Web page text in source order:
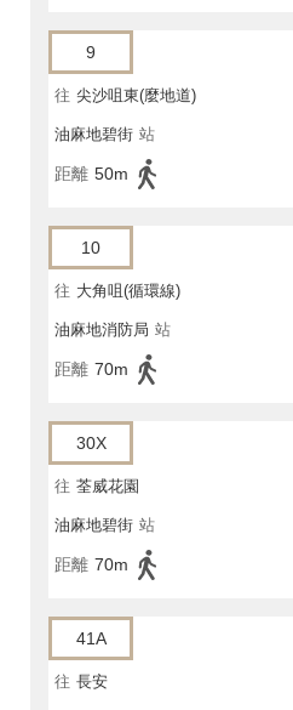
9
往 尖沙咀東(麼地道)
油麻地碧街 站
距離 50m
10
往 大角咀(循環線)
油麻地消防局 站
距離 70m
30X
往 荃威花園
油麻地碧街 站
距離 70m
41A
往 長安